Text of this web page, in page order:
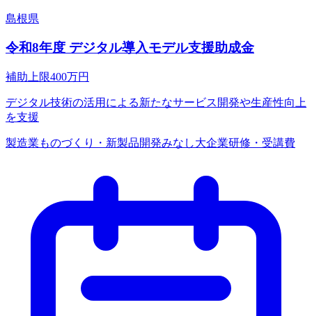
島根県
令和8年度 デジタル導入モデル支援助成金
補助上限400万円
デジタル技術の活用による新たなサービス開発や生産性向上
を支援
製造業 ものづくり・新製品開発みなし大企業研修・受講費